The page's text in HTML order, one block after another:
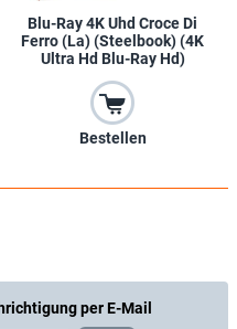
Blu-Ray 4K Uhd Croce Di
Ferro (La) (Steelbook) (4K
Ultra Hd Blu-Ray Hd)
Bestellen
per E-Mail